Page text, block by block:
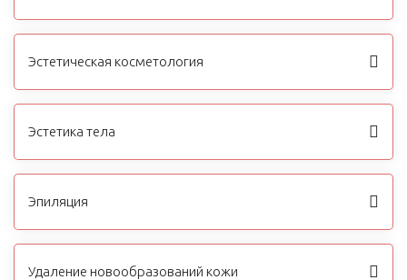
Эстетическая косметология
Эстетика тела
Эпиляция
Удаление новообразований кожи